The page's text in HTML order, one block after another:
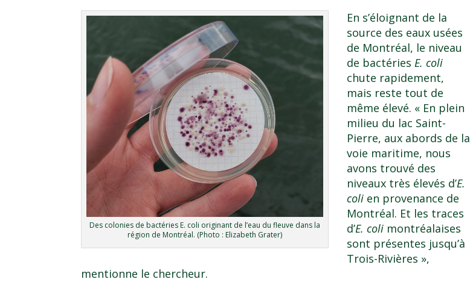
Des colonies de bactéries E. coli originant de l’eau du fleuve dans la
région de Montréal. (Photo : Elizabeth Grater)
En s’éloignant de la
source des eaux usées
de Montréal, le niveau
de bactériesE. coli
chute rapidement,
mais reste tout de
même élevé. « En plein
milieu du lac Saint-
Pierre, aux abords de la
voie maritime, nous
avons trouvé des
niveaux très élevés d’E.
coli en provenance de
Montréal. Et les traces
d’E. coli montréalaises
sont présentes jusqu’à
Trois-Rivières »,
mentionne le chercheur.